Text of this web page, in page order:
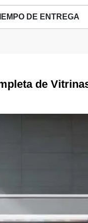
DE ENTREGA
de